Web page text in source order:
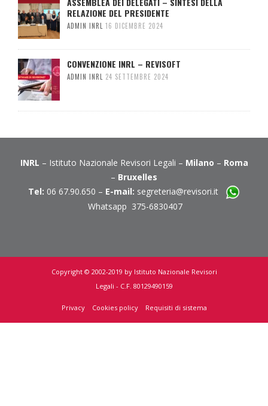
RELAZIONE DEL PRESIDENTE
ADMIN INRL 16 DICEMBRE 2024
CONVENZIONE INRL – REVISOFT
ADMIN INRL 24 SETTEMBRE 2024
INRL – Istituto Nazionale Revisori Legali – Milano – Roma
– Bruxelles
Tel: 06 67.90.650 – E-mail: segreteria@revisori.it
Whatsapp 375-6830407
Copyright © 2002-2019 by Istituto Nazionale Revisori
Legali - C.F. 80129490159
Privacy Cookies policy Requisiti di sistema